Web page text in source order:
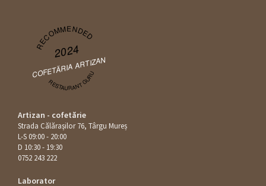
RECOMMENDED
2024
COFETĂRIA ARTIZAN
RESTAURANT GURU
Artizan - cofetărie
Strada Călăraşilor 76, Târgu Mureș
L-S 09:00 - 20:00
D 10:30 - 19:30
0752 243 222
Laborator